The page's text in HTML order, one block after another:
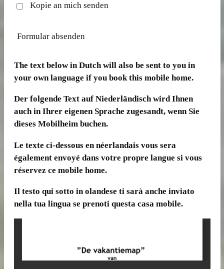
Kopie an mich senden
Formular absenden
The text below in Dutch will also be sent to you in
your own language if you book this mobile home.
Der folgende Text auf Niederländisch wird Ihnen
auch in Ihrer eigenen Sprache zugesandt, wenn Sie
dieses Mobilheim buchen.
Le texte ci-dessous en néerlandais vous sera
également envoyé dans votre propre langue si vous
réservez ce mobile home.
Il testo qui sotto in olandese ti sarà anche inviato
nella tua lingua se prenoti questa casa mobile.